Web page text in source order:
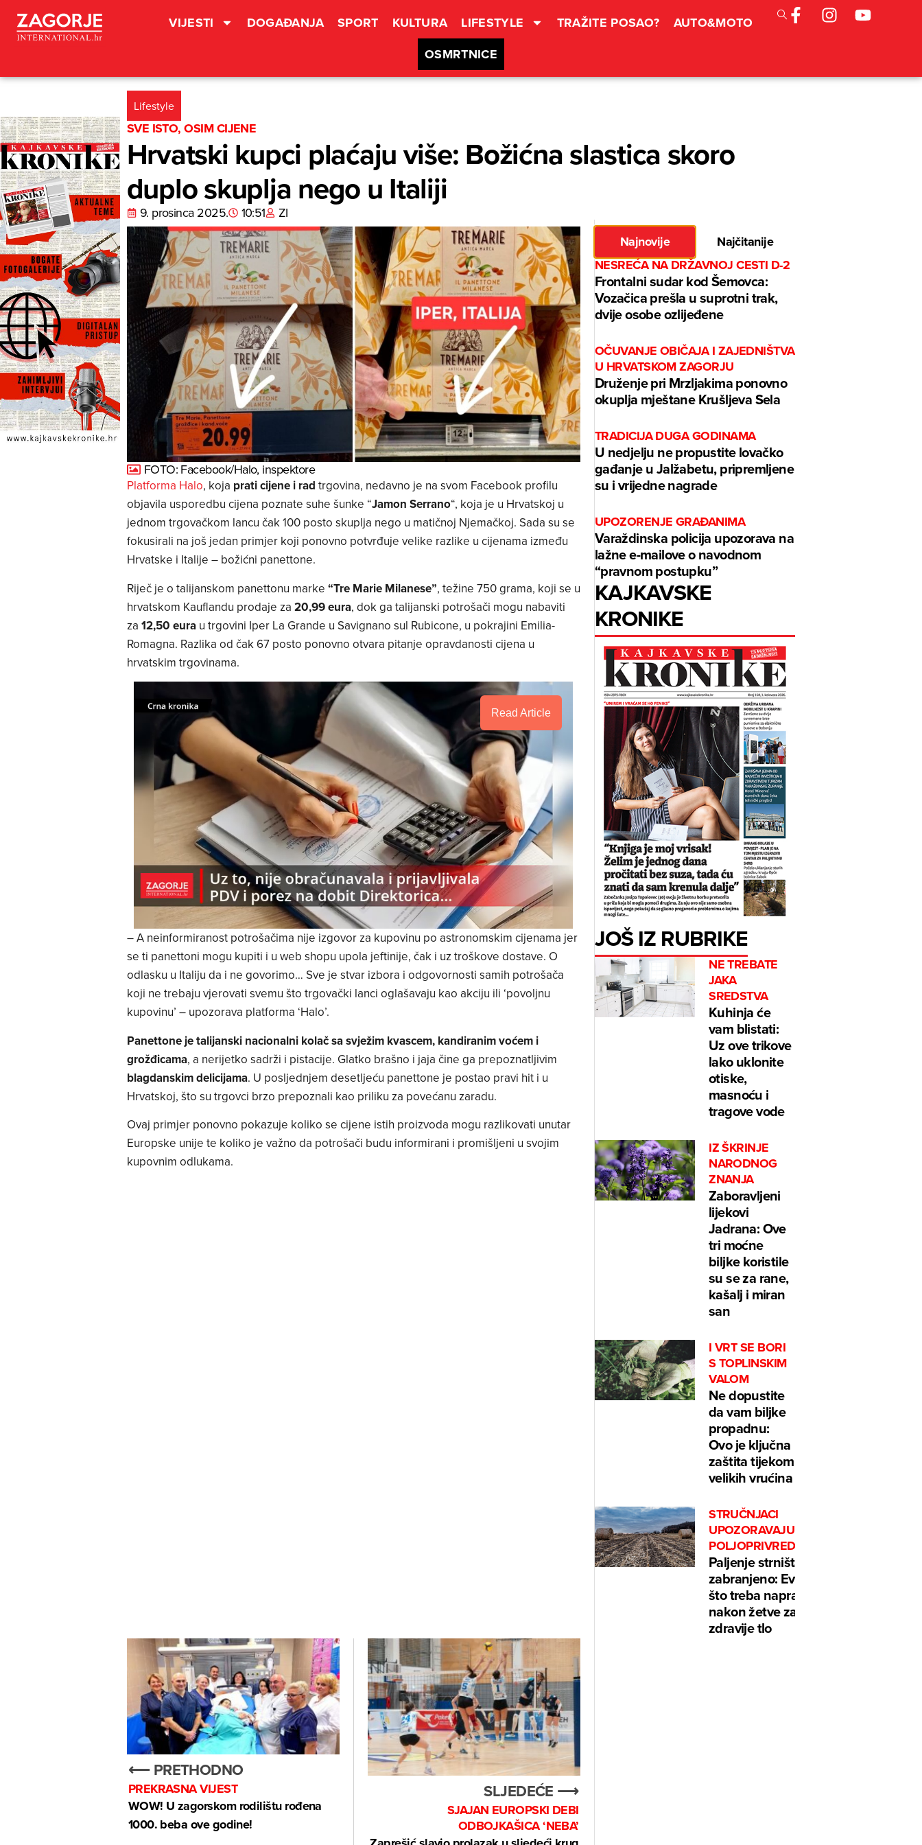
VIJESTI DOGAĐANJA SPORT KULTURA LIFESTYLE TRAŽITE POSAO?
AUTO&MOTO
OSMRTNICE
Lifestyle
SVE ISTO, OSIM CIJENE
Hrvatski kupci plaćaju više: Božićna slastica skoro
duplo skuplja nego u Italiji
9. prosinca 2025. 10:51 ZI
FOTO: Facebook/Halo, inspektore
Platforma Halo, koja prati cijene i rad trgovina, nedavno je na svom Facebook profilu
objavila usporedbu cijena poznate suhe šunke “Jamon Serrano“, koja je u Hrvatskoj u
jednom trgovačkom lancu čak 100 posto skuplja nego u matičnoj Njemačkoj. Sada su se
fokusirali na još jedan primjer koji ponovno potvrđuje velike razlike u cijenama između
Hrvatske i Italije – božićni panettone.
Riječ je o talijanskom panettonu marke “Tre Marie Milanese”, težine 750 grama, koji se u
hrvatskom Kauflandu prodaje za 20,99 eura, dok ga talijanski potrošači mogu nabaviti
za 12,50 eurau trgovini Iper La Grande u Savignano sul Rubicone, u pokrajini Emilia-
Romagna. Razlika od čak 67 posto ponovno otvara pitanje opravdanosti cijena u
hrvatskim trgovinama.
Read Article
– A neinformiranost potrošačima nije izgovor za kupovinu po astronomskim cijenama jer
se ti panettoni mogu kupiti i u web shopu upola jeftinije, čak i uz troškove dostave. O
odlasku u Italiju da i ne govorimo… Sve je stvar izbora i odgovornosti samih potrošača
koji ne trebaju vjerovati svemu što trgovački lanci oglašavaju kao akciju ili ‘povoljnu
kupovinu’ – upozorava platforma ‘Halo’.
Panettone je talijanski nacionalni kolač sa svježim kvascem, kandiranim voćem i
grožđicama, a nerijetko sadrži i pistacije. Glatko brašno i jaja čine ga prepoznatljivim
blagdanskim delicijama. U posljednjem desetljeću panettone je postao pravi hit i u
Hrvatskoj, što su trgovci brzo prepoznali kao priliku za povećanu zaradu.
Ovaj primjer ponovno pokazuje koliko se cijene istih proizvoda mogu razlikovati unutar
Europske unije te koliko je važno da potrošači budu informirani i promišljeni u svojim
kupovnim odlukama.
⟵ PRETHODNO
PREKRASNA VIJEST
WOW! U zagorskom rodilištu rođena
1000. beba ove godine!
SLJEDEĆE ⟶
SJAJAN EUROPSKI DEBI
ODBOJKAŠICA ‘NEBA’
Najnovije
Najčitanije
NESREĆA NA DRŽAVNOJ CESTI D-2
Frontalni sudar kod Šemovca:
Vozačica prešla u suprotni trak,
dvije osobe ozlijeđene
OČUVANJE OBIČAJA I ZAJEDNIŠTVA
U HRVATSKOM ZAGORJU
Druženje pri Mrzljakima ponovno
okuplja mještane Krušljeva Sela
TRADICIJA DUGA GODINAMA
U nedjelju ne propustite lovačko
gađanje u Jalžabetu, pripremljene
su i vrijedne nagrade
UPOZORENJE GRAĐANIMA
Varaždinska policija upozorava na
lažne e-mailove o navodnom
“pravnom postupku”
KAJKAVSKE
KRONIKE
JOŠ IZ RUBRIKE
NE TREBATE
JAKA
SREDSTVA
Kuhinja će
vam blistati:
Uz ove trikove
lako uklonite
otiske,
masnoću i
tragove vode
IZ ŠKRINJE
NARODNOG
ZNANJA
Zaboravljeni
lijekovi
Jadrana: Ove
tri moćne
biljke koristile
su se za rane,
kašalj i miran
san
I VRT SE BORI
S TOPLINSKIM
VALOM
Ne dopustite
da vam biljke
propadnu:
Ovo je ključna
zaštita tijekom
velikih vrućina
STRUČNJACI
UPOZORAVAJU
POLJOPRIVREDNIKE
Paljenje strništa je
zabranjeno: Evo
što treba napraviti
nakon žetve za
zdravije tlo